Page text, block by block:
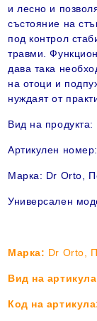
и лесно и
състояние на
под контрол
травми.
дава така
на отоци и
нуждаят от
Вид на продукта:
Артикулен номер:
Марка: Dr Orto ,
Универсален
Марка: Dr Orto,
Вид на
Код на